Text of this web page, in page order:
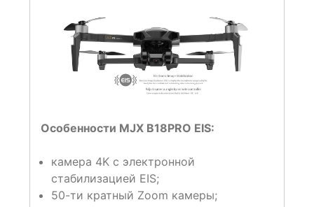
Особенности MJX B18PRO EIS:
камера 4K с электронной
стабилизацией EIS;
50-ти кратный Zoom камеры;